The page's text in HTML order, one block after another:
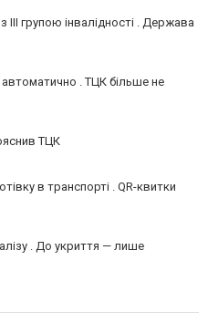
III групою інвалідності . Держава
. ТЦК більше не
ТЦК
в транспорті . QR-квитки
. До укриття — лише